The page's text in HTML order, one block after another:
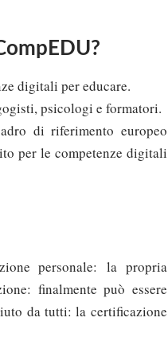
digitali per educare.
psicologi e formatori.
di riferimento europeo
per le competenze digitali
personale: la propria
finalmente può essere
da tutti: la certificazione